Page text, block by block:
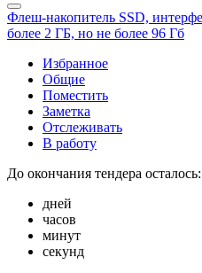
Флеш-накопитель SSD,
более 2 ГБ, но не более 96 Гб
Избранное
Общие
Поместить
Заметка
Отслеживать
В работу
До окончания тендера осталось:
дней
часов
минут
секунд